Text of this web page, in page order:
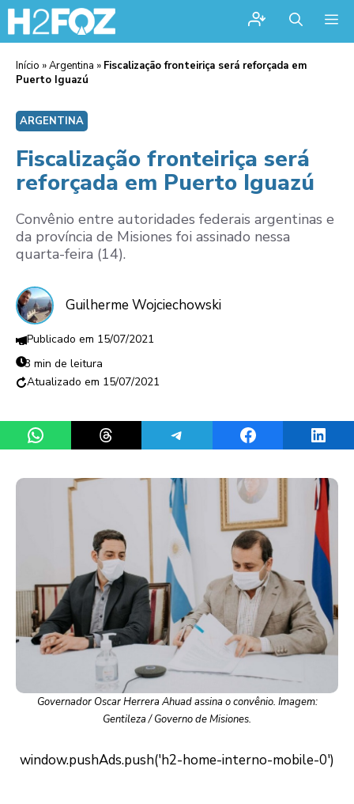
Início »Argentina » Fiscalização fronteiriça será reforçada em
Puerto Iguazú
ARGENTINA
Fiscalização fronteiriça será
reforçada em Puerto Iguazú
Convênio entre autoridades federais argentinas e
da província de Misiones foi assinado nessa
quarta-feira (14).
Guilherme Wojciechowski
15/07/2021
3 min de leitura
15/07/2021
Share on WhatsAppShare on ThreadsShare on TelegramShare on Facebook
Governador Oscar Herrera Ahuad assina o convênio. Imagem:
Gentileza / Governo de Misiones.